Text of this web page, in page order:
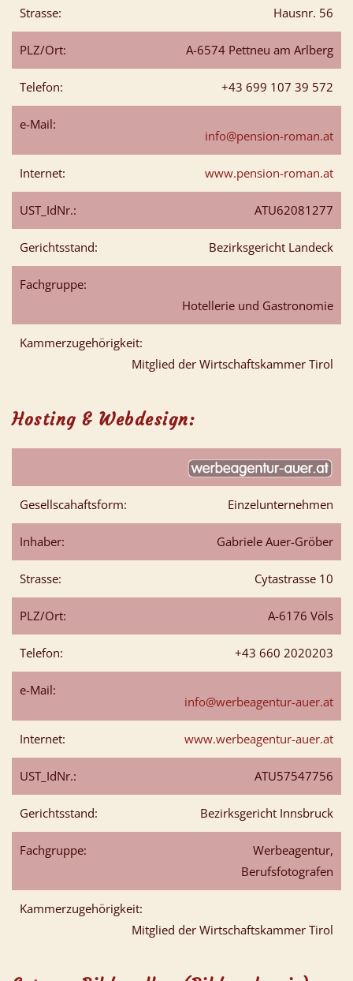
Strasse: Hausnr. 56
PLZ/Ort: A-6574 Pettneu am Arlberg
Telefon: +43 699 107 39 572
e-Mail:
info@pension-roman.at
Internet: www.pension-roman.at
UST_IdNr.: ATU62081277
Gerichtsstand: Bezirksgericht Landeck
Fachgruppe:
Hotellerie und Gastronomie
Kammerzugehörigkeit:
Mitglied der Wirtschaftskammer Tirol
Hosting & Webdesign:
Gesellscahaftsform: Einzelunternehmen
Inhaber: Gabriele Auer-Gröber
Strasse: Cytastrasse 10
PLZ/Ort: A-6176 Völs
Telefon: +43 660 2020203
e-Mail:
info@werbeagentur-auer.at
Internet: www.werbeagentur-auer.at
UST_IdNr.: ATU57547756
Gerichtsstand: Bezirksgericht Innsbruck
Fachgruppe:
Werbeagentur,
Berufsfotografen
Kammerzugehörigkeit:
Mitglied der Wirtschaftskammer Tirol